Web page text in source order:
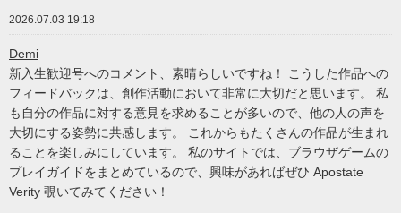
2026.07.03 19:18
Demi
新入生歓迎号へのコメント、素晴らしいですね！ こうした作品への
フィードバックは、創作活動において非常に大切だと思います。 私
も自分の作品に対する意見を求めることが多いので、他の人の声を
大切にする姿勢に共感します。 これからもたくさんの作品が生まれ
ることを楽しみにしています。 私のサイトでは、ブラウザゲームの
プレイガイドをまとめているので、興味があればぜひ Apostate
Verity 覗いてみてください！